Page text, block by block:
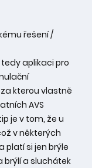
řešení /
aplikaci pro
kterou vlastně
AVS
je v tom, že u
v některých
platí si jen brýle
brýlí a sluchátek